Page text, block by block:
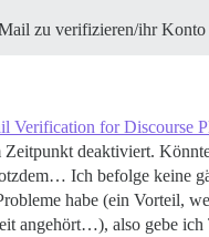
zu verifizieren/ihr
Verification for Discourse
Zeitpunkt deaktiviert.
Ich befolge keine
habe (ein Vorteil,
angehört…), also gebe ich